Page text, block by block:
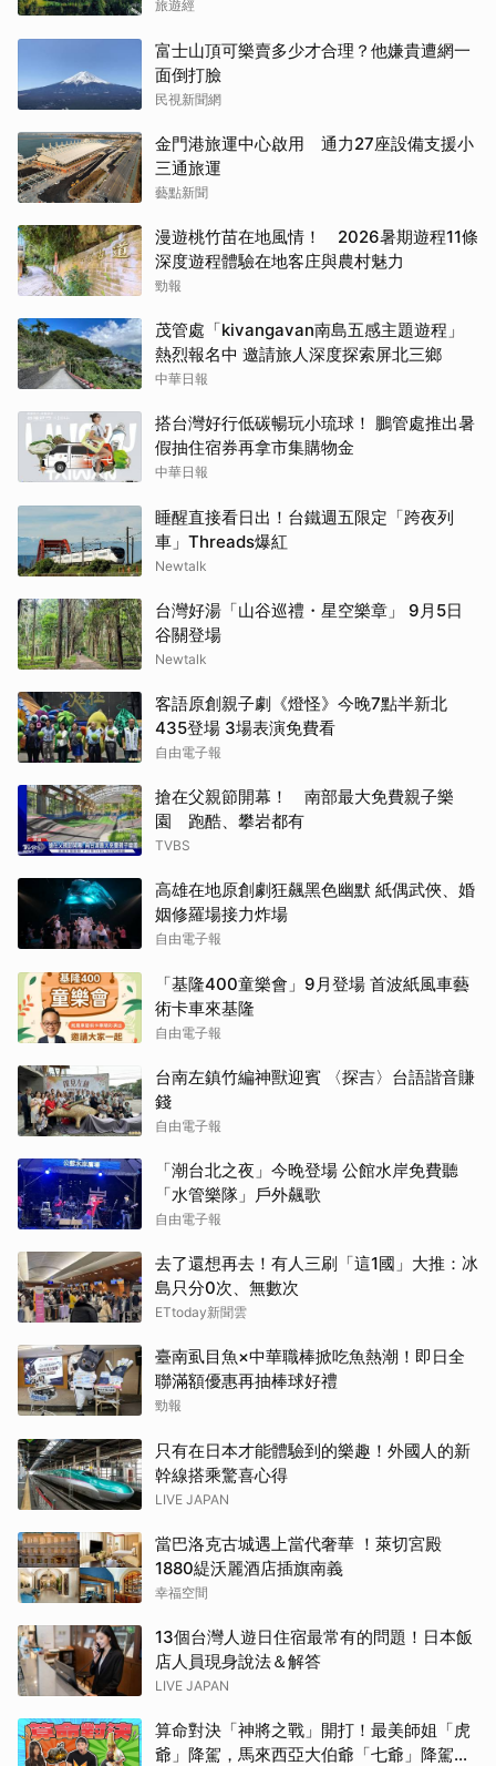
旅遊經
富士山頂可樂賣多少才合理？他嫌貴遭網一
面倒打臉
民視新聞網
金門港旅運中心啟用 通力27座設備支援小
三通旅運
藝點新聞
漫遊桃竹苗在地風情！ 2026暑期遊程11條
深度遊程體驗在地客庄與農村魅力
勁報
茂管處「kivangavan南島五感主題遊程」
熱烈報名中 邀請旅人深度探索屏北三鄉
中華日報
搭台灣好行低碳暢玩小琉球！ 鵬管處推出暑
假抽住宿券再拿市集購物金
中華日報
睡醒直接看日出！台鐵週五限定「跨夜列
車」Threads爆紅
Newtalk
台灣好湯「山谷巡禮・星空樂章」 9月5日
谷關登場
Newtalk
客語原創親子劇《燈怪》今晚7點半新北
435登場 3場表演免費看
自由電子報
搶在父親節開幕！ 南部最大免費親子樂
園 跑酷、攀岩都有
TVBS
高雄在地原創劇狂飆黑色幽默 紙偶武俠、婚
姻修羅場接力炸場
自由電子報
「基隆400童樂會」9月登場 首波紙風車藝
術卡車來基隆
自由電子報
台南左鎮竹編神獸迎賓 〈探吉〉台語諧音賺
錢
自由電子報
「潮台北之夜」今晚登場 公館水岸免費聽
「水管樂隊」戶外飆歌
自由電子報
去了還想再去！有人三刷「這1國」大推：冰
島只分0次、無數次
ETtoday新聞雲
臺南虱目魚×中華職棒掀吃魚熱潮！即日全
聯滿額優惠再抽棒球好禮
勁報
只有在日本才能體驗到的樂趣！外國人的新
幹線搭乘驚喜心得
LIVE JAPAN
當巴洛克古城遇上當代奢華 ！萊切宮殿
1880緹沃麗酒店插旗南義
幸福空間
13個台灣人遊日住宿最常有的問題！日本飯
店人員現身說法＆解答
LIVE JAPAN
算命對決「神將之戰」開打！最美師姐「虎
爺」降駕，馬來西亞大伯爺「七爺」降駕。